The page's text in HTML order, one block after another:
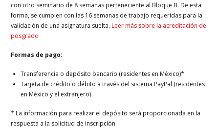
con otro seminario de 8 semanas perteneciente al Bloque B. De esta
forma, se cumplen con las 16 semanas de trabajo requeridas para la
validación de una asignatura suelta.Leer más sobre la acreditación de
posgrado
Formas de pago:
Transferencia o depósito bancario (residentes en México)*
Tarjeta de crédito o débito a través del sistema PayPal (residentes
en México y el extranjero)
* La información para realizar el depósito será proporcionada en la
respuesta a la solicitud de inscripción.